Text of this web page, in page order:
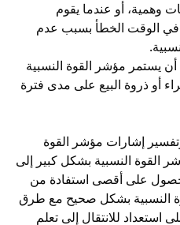
وهمية، أو عندما يقوم
في الوقت الخطأ بسبب عدم
يستمر مؤشر القوة النسبية
أو ذروة البيع على مدى فترة
إشارات مؤشر القوة
النسبية بشكل كبير إلى
على أقصى استفادة من
النسبية بشكل صحيح مع طرق
استعداد للانتقال إلى تعلم